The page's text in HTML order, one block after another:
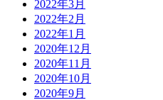
2022年3月
2022年2月
2022年1月
2020年12月
2020年11月
2020年10月
2020年9月